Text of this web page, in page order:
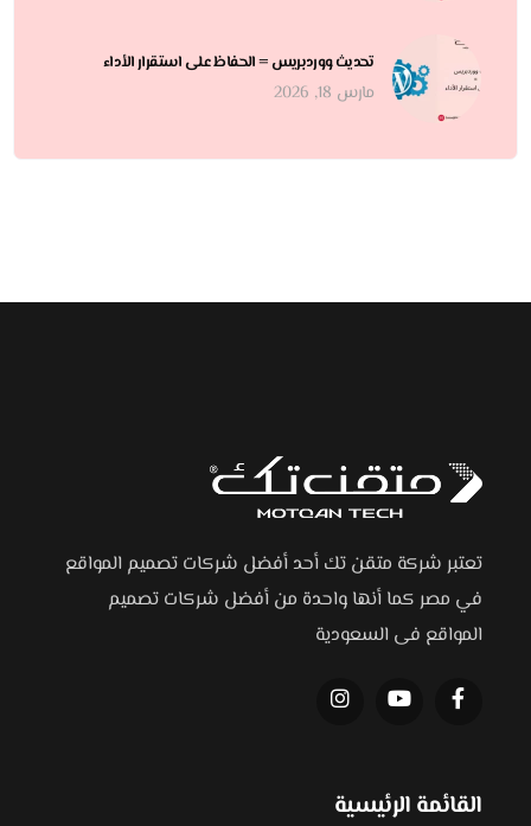
تحديث ووردبريس = الحفاظ على استقرار الأداء
مارس 18, 2026
تعتبر شركة متقن تك أحد أفضل شركات تصميم المواقع
في مصر كما أنها واحدة من أفضل شركات تصميم
المواقع فى السعودية
القائمة الرئيسية